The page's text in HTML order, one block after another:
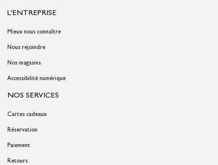
L'ENTREPRISE
Mieux nous connaître
Nous rejoindre
Nos magasins
Accessibilité numérique
NOS SERVICES
Cartes cadeaux
Réservation
Paiement
Retours